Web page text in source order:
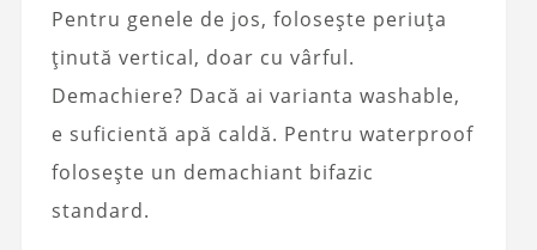
Pentru genele de jos, folosește periuța
ținută vertical, doar cu vârful.
Demachiere? Dacă ai varianta washable,
e suficientă apă caldă. Pentru waterproof
folosește un demachiant bifazic
standard.